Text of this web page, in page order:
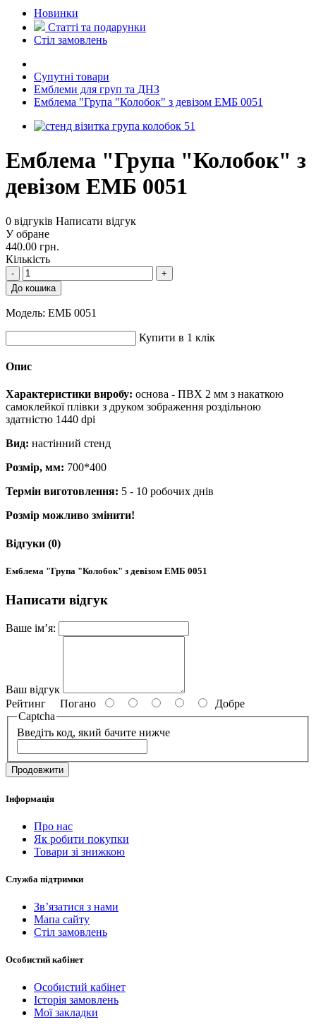
Новинки
Статті та подарунки
Стіл замовлень
Супутні товари
Емблеми для груп та ДНЗ
Емблема "Група "Колобок" з девізом ЕМБ 0051
Емблема "Група "Колобок" з
девізом ЕМБ 0051
0 відгуків Написати відгук
У обране
440.00 грн.
Кількість
-
+
До кошика
Модель: ЕМБ 0051
Купити в 1 клік
Опис
Характеристики виробу: основа - ПВХ 2 мм з накаткою
самоклейкої плівки з друком зображення роздільною
здатністю 1440 dpi
Вид: настінний стенд
Розмір, мм: 700*400
Термін виготовлення: 5 - 10 робочих днів
Розмір можливо змінити!
Відгуки (0)
Емблема "Група "Колобок" з девізом ЕМБ 0051
Написати відгук
Ваше ім’я:
Ваш відгук
Рейтинг Погано
Добре
Captcha
Введіть код, який бачите нижче
Продовжити
Інформація
Про нас
Як робити покупки
Товари зі знижкою
Служба підтримки
Зв’язатися з нами
Мапа сайту
Стіл замовлень
Особистий кабінет
Особистий кабінет
Історія замовлень
Мої закладки